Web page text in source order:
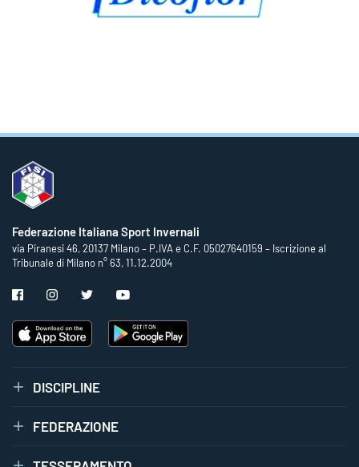
Federazione Italiana Sport Invernali
via Piranesi 46, 20137 Milano – P.IVA e C.F. 05027640159 – Iscrizione al
Tribunale di Milano n° 63, 11.12.2004
DISCIPLINE
FEDERAZIONE